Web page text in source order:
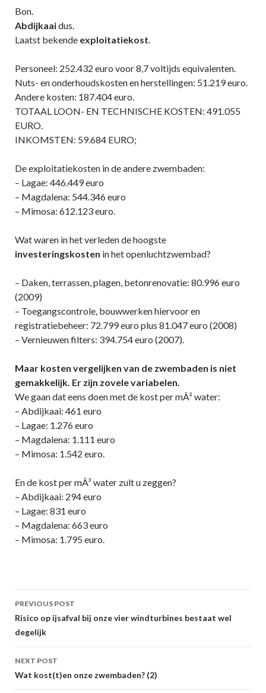
Bon.
Abdijkaaidus.
Laatst bekende exploitatiekost.
Personeel: 252.432 euro voor 8,7 voltijds equivalenten.
Nuts- en onderhoudskosten en herstellingen: 51.219 euro.
Andere kosten: 187.404 euro.
TOTAAL LOON- EN TECHNISCHE KOSTEN: 491.055
EURO.
INKOMSTEN: 59.684 EURO;
De exploitatiekosten in de andere zwembaden:
– Lagae: 446.449 euro
– Magdalena: 544.346 euro
– Mimosa: 612.123 euro.
Wat waren in het verleden de hoogste
investeringskosten in het openluchtzwembad?
– Daken, terrassen, plagen, betonrenovatie: 80.996 euro
(2009)
– Toegangscontrole, bouwwerken hiervoor en
registratiebeheer: 72.799 euro plus 81.047 euro (2008)
– Vernieuwen filters: 394.754 euro (2007).
Maar kosten vergelijken van de zwembaden is niet
gemakkelijk. Er zijn zovele variabelen.
We gaan dat eens doen met de kost per mÂ² water:
– Abdijkaai: 461 euro
– Lagae: 1.276 euro
– Magdalena: 1.111 euro
– Mimosa: 1.542 euro.
En de kost per mÂ³ water zult u zeggen?
– Abdijkaai: 294 euro
– Lagae: 831 euro
– Magdalena: 663 euro
– Mimosa: 1.795 euro.
Post
navigation
PREVIOUS POST
Risico op ijsafval bij onze vier windturbines bestaat wel
degelijk
NEXT POST
Wat kost(t)en onze zwembaden? (2)